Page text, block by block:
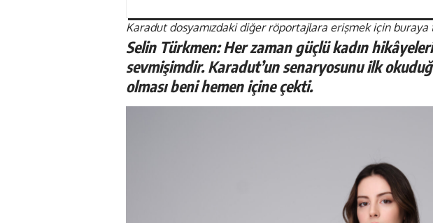
Karadut dosyamızdaki diğer röportajlara erişmek için buraya
Selin Türkmen: Her zaman güçlü kadın
sevmişimdir. Karadut’un senaryosunu ilk
olması beni hemen içine çekti.